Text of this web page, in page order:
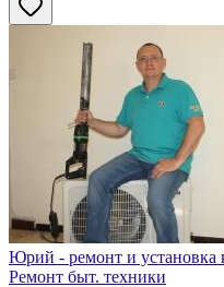
Юрий - ремонт и установка
Ремонт быт. техники